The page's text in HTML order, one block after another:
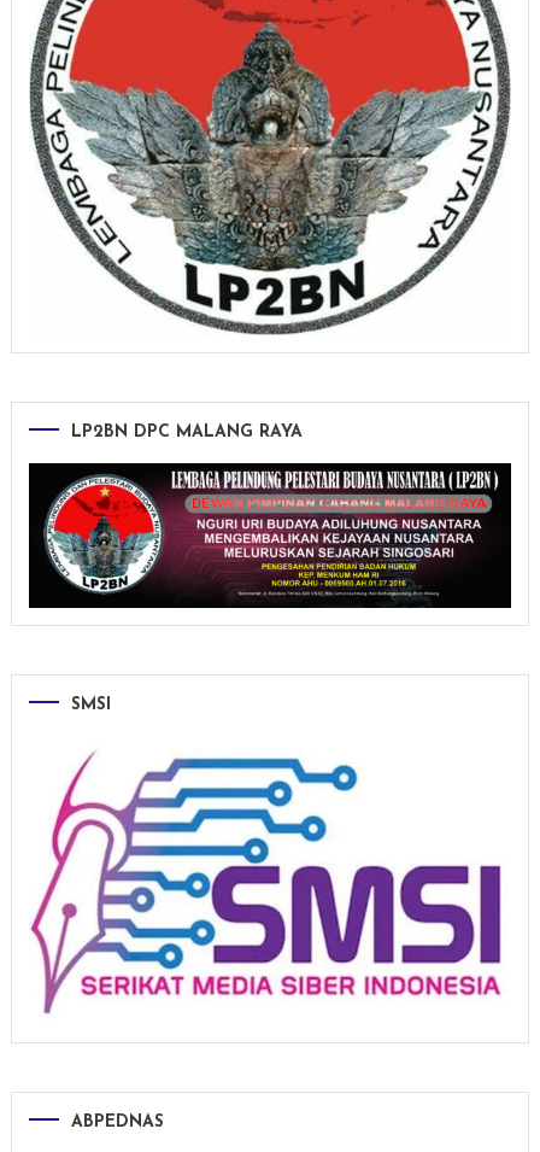
LP2BN DPC MALANG RAYA
SMSI
ABPEDNAS